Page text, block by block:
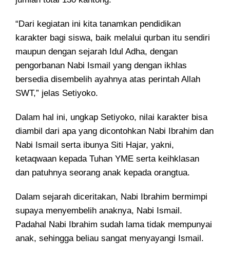
“Dari kegiatan ini kita tanamkan pendidikan
karakter bagi siswa, baik melalui qurban itu sendiri
maupun dengan sejarah Idul Adha, dengan
pengorbanan Nabi Ismail yang dengan ikhlas
bersedia disembelih ayahnya atas perintah Allah
SWT,” jelas Setiyoko.
Dalam hal ini, ungkap Setiyoko, nilai karakter bisa
diambil dari apa yang dicontohkan Nabi Ibrahim dan
Nabi Ismail serta ibunya Siti Hajar, yakni,
ketaqwaan kepada Tuhan YME serta keihklasan
dan patuhnya seorang anak kepada orangtua.
Dalam sejarah diceritakan, Nabi Ibrahim bermimpi
supaya menyembelih anaknya, Nabi Ismail.
Padahal Nabi Ibrahim sudah lama tidak mempunyai
anak, sehingga beliau sangat menyayangi Ismail.